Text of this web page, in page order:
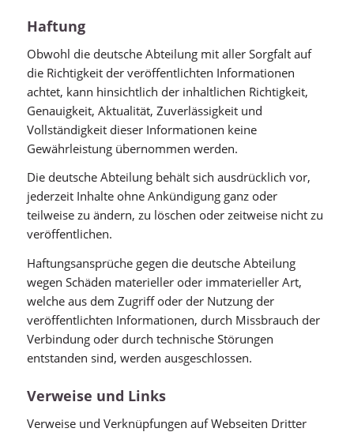
Haftung
Obwohl die deutsche Abteilung mit aller Sorgfalt auf
die Richtigkeit der veröffentlichten Informationen
achtet, kann hinsichtlich der inhaltlichen Richtigkeit,
Genauigkeit, Aktualität, Zuverlässigkeit und
Vollständigkeit dieser Informationen keine
Gewährleistung übernommen werden.
Die deutsche Abteilung behält sich ausdrücklich vor,
jederzeit Inhalte ohne Ankündigung ganz oder
teilweise zu ändern, zu löschen oder zeitweise nicht zu
veröffentlichen.
Haftungsansprüche gegen die deutsche Abteilung
wegen Schäden materieller oder immaterieller Art,
welche aus dem Zugriff oder der Nutzung der
veröffentlichten Informationen, durch Missbrauch der
Verbindung oder durch technische Störungen
entstanden sind, werden ausgeschlossen.
Verweise und Links
Verweise und Verknüpfungen auf Webseiten Dritter